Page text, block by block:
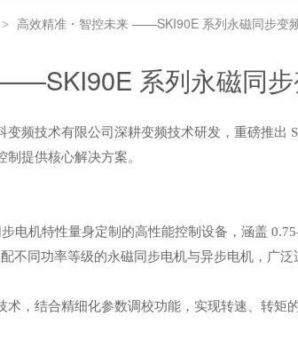
> 高效精准・智控未来 ——SKI90E 系列永磁同步变
系列永磁同步
频技术有限公司深耕变频技术研发，重磅推出
提供核心解决方案。
电机特性量身定制的高性能控制设备，涵盖
不同功率等级的永磁同步电机与异步电机，广
，结合精细化参数调校功能，实现转速、转矩